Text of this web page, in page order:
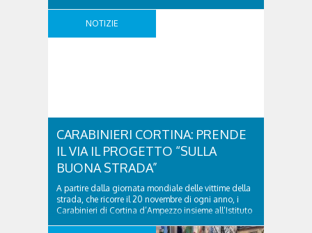
NOTIZIE
CARABINIERI CORTINA: PRENDE
IL VIA IL PROGETTO “SULLA
BUONA STRADA”
A partire dalla giornata mondiale delle vittime della
strada, che ricorre il 20 novembre di ogni anno, i
Carabinieri di Cortina d’Ampezzo insieme all’Istituto